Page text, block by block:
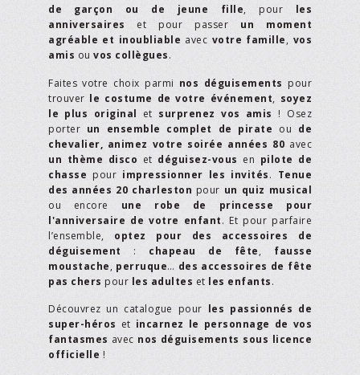
de garçon ou de jeune fille, pour les
anniversaires et pour passer un moment
agréable et inoubliable avec votre famille, vos
amis ou vos collègues.
Faites votre choix parmi nos déguisements pour
trouver le costume de votre événement, soyez
le plus original et surprenez vos amis ! Osez
porter un ensemble complet de pirate ou de
chevalier, animez votre soirée années 80 avec
un thème disco et déguisez-vous en pilote de
chasse pour impressionner les invités. Tenue
des années 20 charleston pour un quiz musical
ou encore une robe de princesse pour
l'anniversaire de votre enfant. Et pour parfaire
l’ensemble, optez pour des accessoires de
déguisement : chapeau de fête, fausse
moustache, perruque… des accessoires de fête
pas chers pour les adultes et les enfants.
Découvrez un catalogue pour les passionnés de
super-héros et incarnez le personnage de vos
fantasmes avec nos déguisements sous licence
officielle !